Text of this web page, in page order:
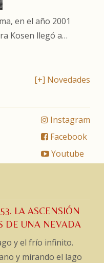
en el año 2001
Kosen llegó a…
[+] Novedades
Instagram
Facebook
Youtube
LA ASCENSIÓN
DE UNA NEVADA
y el frío infinito.
y mirando el lago